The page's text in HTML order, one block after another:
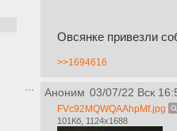
Овсянке привезли
>>1694616
Аноним 03/07/22 Вск
FVc92MQWQAAhpMf.jpg
101Кб, 1124x1688